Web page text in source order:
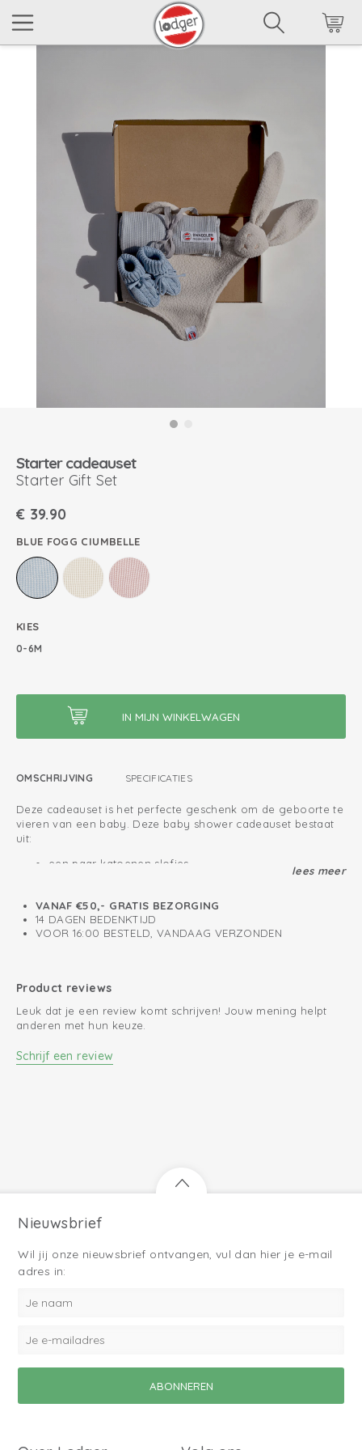
Starter cadeauset
Starter Gift Set
€ 39.90
BLUE FOGG CIUMBELLE
KIES
0-6M
OMSCHRIJVING SPECIFICATIES
Deze cadeauset is het perfecte geschenk om de geboorte te
vieren van een baby. Deze baby shower cadeauset bestaat
uit:
een paar katoenen slofjes
De producten worden leuk ingepakt met speciaal papier en
in een luxe doosje verzonden. Daarnaast is het mogelijk om
een persoonlijk bericht bij het kraamcadeau achter te laten.
Wij bezorgen op het gewenste adres
Luxe en origineel kraamcadeau pakket
lees meer
VANAF €50,- GRATIS BEZORGING
14 DAGEN BEDENKTIJD
VOOR 16:00 BESTELD, VANDAAG VERZONDEN
Product reviews
Leuk dat je een review komt schrijven! Jouw mening helpt
anderen met hun keuze.
Schrijf een review
Nieuwsbrief
Wil jij onze nieuwsbrief ontvangen, vul dan hier je e-mail
adres in: